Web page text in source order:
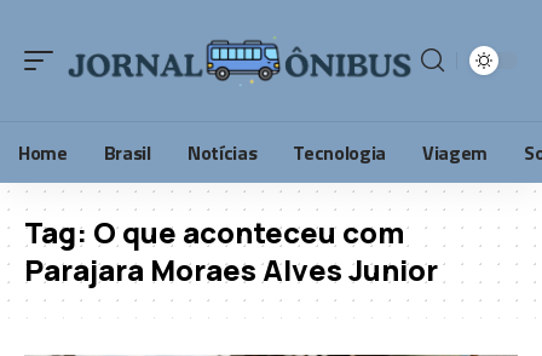
Home Brasil Notícias Tecnologia Viagem
Tag: O que aconteceu com
Parajara Moraes Alves Junior